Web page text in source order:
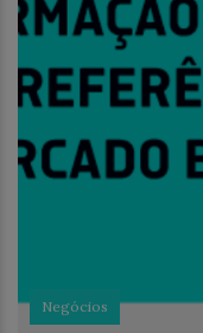
Negócios